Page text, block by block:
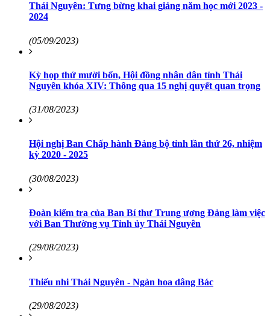
Thái Nguyên: Tưng bừng khai giảng năm học mới 2023 -
2024
(05/09/2023)
Kỳ họp thứ mười bốn, Hội đồng nhân dân tỉnh Thái
Nguyên khóa XIV: Thông qua 15 nghị quyết quan trọng
(31/08/2023)
Hội nghị Ban Chấp hành Đảng bộ tỉnh lần thứ 26, nhiệm
kỳ 2020 - 2025
(30/08/2023)
Đoàn kiểm tra của Ban Bí thư Trung ương Đảng làm việc
với Ban Thường vụ Tỉnh ủy Thái Nguyên
(29/08/2023)
Thiếu nhi Thái Nguyên - Ngàn hoa dâng Bác
(29/08/2023)